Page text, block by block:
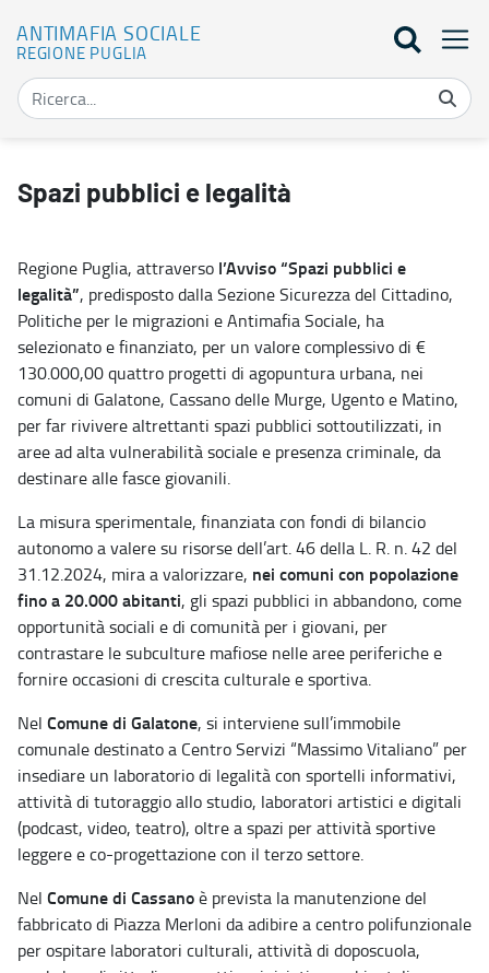
ANTIMAFIA SOCIALE
REGIONE PUGLIA
Spazi pubblici e legalità
Regione Puglia, attraverso l’Avviso “Spazi pubblici e
legalità”, predisposto dalla Sezione Sicurezza del Cittadino,
Politiche per le migrazioni e Antimafia Sociale, ha
selezionato e finanziato, per un valore complessivo di €
130.000,00 quattro progetti di agopuntura urbana, nei
comuni di Galatone, Cassano delle Murge, Ugento e Matino,
per far rivivere altrettanti spazi pubblici sottoutilizzati, in
aree ad alta vulnerabilità sociale e presenza criminale, da
destinare alle fasce giovanili.
La misura sperimentale, finanziata con fondi di bilancio
autonomo a valere su risorse dell’art. 46 della L. R. n. 42 del
31.12.2024, mira a valorizzare, nei comuni con popolazione
fino a 20.000 abitanti, gli spazi pubblici in abbandono, come
opportunità sociali e di comunità per i giovani, per
contrastare le subculture mafiose nelle aree periferiche e
fornire occasioni di crescita culturale e sportiva.
Nel Comune di Galatone, si interviene sull’immobile
comunale destinato a Centro Servizi “Massimo Vitaliano” per
insediare un laboratorio di legalità con sportelli informativi,
attività di tutoraggio allo studio, laboratori artistici e digitali
(podcast, video, teatro), oltre a spazi per attività sportive
leggere e co-progettazione con il terzo settore.
Nel Comune di Cassanoè prevista la manutenzione del
fabbricato di Piazza Merloni da adibire a centro polifunzionale
per ospitare laboratori culturali, attività di doposcuola,